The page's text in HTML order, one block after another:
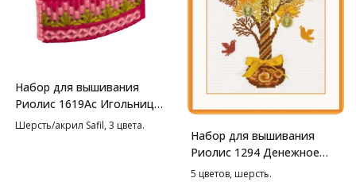
Набор для вышивания
Риолис 1619Ас Игольница
Утюжок, 5,5*3,5*5 см
Шерсть/акрил Safil, 3 цвета.
Набор для вышивания
Риолис 1294 Денежное
дерево, 21*30 см
5 цветов, шерсть.